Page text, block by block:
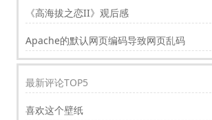
《高海拔之恋II》观后感
Apache的默认网页编码导致网页乱码
最新评论TOP5
喜欢这个壁纸